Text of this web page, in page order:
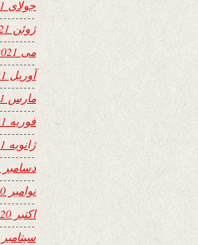
جولای 2021
ژوئن 2021
می 2021
آوریل 2021
مارس 2021
فوریه 2021
ژانویه 2021
دسامبر 2020
نوامبر 2020
اکتبر 2020
سپتامبر 2020